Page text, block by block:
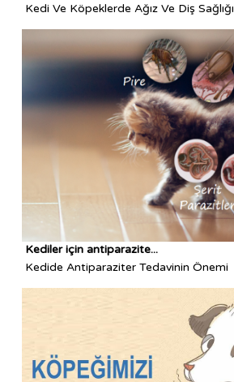
Kedi Ve Köpeklerde Ağız Ve Diş Sağlığı
Kediler için antiparazite...
Kedide Antiparaziter Tedavinin Önemi